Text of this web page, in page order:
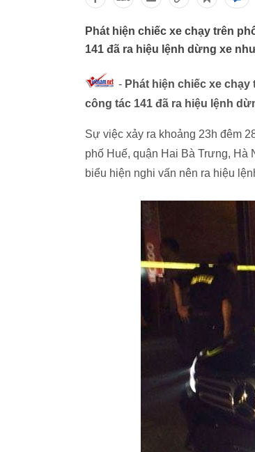
Phát hiện chiếc xe chạy trên
141 đã ra hiệu lệnh dừng xe
- Phát hiện chiếc xe
công tác 141 đã ra hiệu lệnh
Sự việc xảy ra khoảng 23h đêm
phố Huế, quận Hai Bà Trưng, Hà
biểu hiện nghi vấn nên ra hiệu